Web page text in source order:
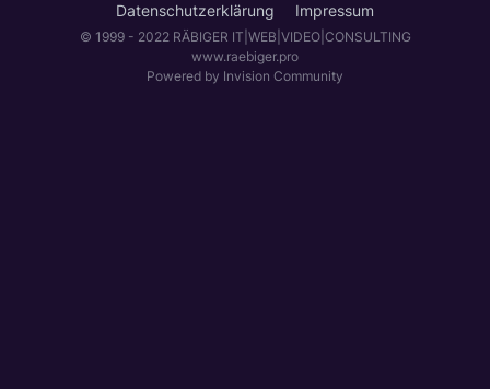
Datenschutzerklärung Impressum
© 1999 - 2022 RÄBIGER IT|WEB|VIDEO|CONSULTING
www.raebiger.pro
Powered by Invision Community